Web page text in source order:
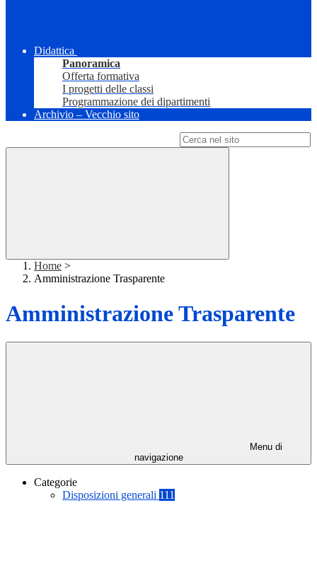
Didattica
Panoramica
Offerta formativa
I progetti delle classi
Programmazione dei dipartimenti
Archivio – Vecchio sito
Home >
Amministrazione Trasparente
Amministrazione Trasparente
Menu di
navigazione
Categorie
Disposizioni generali 111